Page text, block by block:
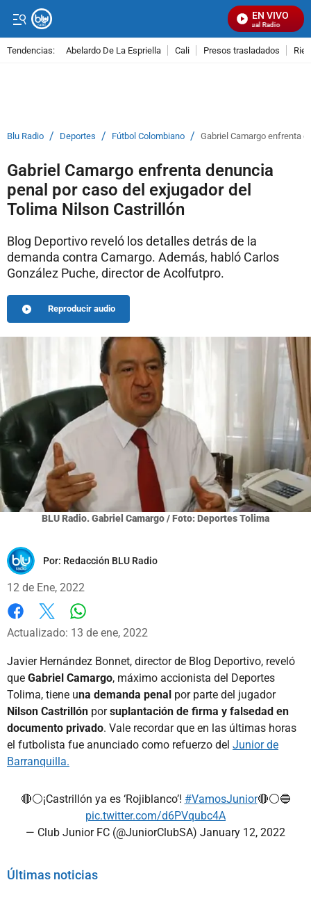
EN VIVO
Señal Visual Radio
Tendencias: Abelardo De La Espriella Cali Presos trasladados
Blu Radio / Deportes / Fútbol Colombiano / Gabriel Camargo enfrenta
Gabriel Camargo enfrenta denuncia
penal por caso del exjugador del
Tolima Nilson Castrillón
Blog Deportivo reveló los detalles detrás de la
demanda contra Camargo. Además, habló Carlos
González Puche, director de Acolfutpro.
Reproducir audio
BLU Radio. Gabriel Camargo / Foto: Deportes Tolima
Por: Redacción BLU Radio
12 de Ene, 2022
Facebook
X
Actualizado: 13 de ene, 2022
Javier Hernández Bonnet, director de Blog Deportivo, reveló
que Gabriel Camargo, máximo accionista del Deportes
Tolima, tiene una demanda penal por parte del jugador
Nilson Castrillón porsuplantación de firma y falsedad en
documento privado. Vale recordar que en las últimas horas
el futbolista fue anunciado como refuerzo del Junior de
Barranquilla.
🔴⚪️¡Castrillón ya es ‘Rojiblanco’! #VamosJunior🔴⚪️🔵
pic.twitter.com/d6PVqubc4A
— Club Junior FC (@JuniorClubSA) January 12, 2022
Últimas noticias